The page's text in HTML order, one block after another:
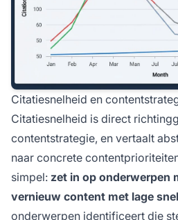
Citatiesnelheid en
Citatiesnelheid is direct
contentstrategie, en vertaalt
naar concrete
simpel: zet in op onderwerpen
vernieuw content met lage
onderwerpen identificeert die